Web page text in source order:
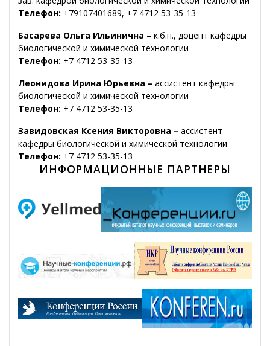
Телефон: +79107401689, +7 4712 53-35-13
Басарева Ольга Ильинична – к.б.н., доцент кафедры
биологической и химической технологии
Телефон: +7 4712 53-35-13
Леонидова Ирина Юрьевна – ассистент кафедры
биологической и химической технологии
Телефон: +7 4712 53-35-13
Завидовская Ксения Викторовна – ассистент
кафедры биологической и химической технологии
Телефон: +7 4712 53-35-13
ИНФОРМАЦИОННЫЕ ПАРТНЕРЫ